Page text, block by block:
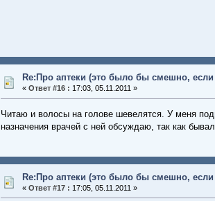
Re:Про аптеки (это было бы смешно,
« Ответ #16 : 17:03, 05.11.2011 »
Читаю и волосы на голове шевелятся. У меня
назначения врачей с ней обсуждаю, так как
Re:Про аптеки (это было бы смешно,
« Ответ #17 : 17:05, 05.11.2011 »